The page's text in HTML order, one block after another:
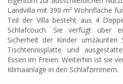
Landvilla mit 390 m² Wohnfläche
Teil der Villa besteht aus 4
Schlafcouch. Sie verfügt über
Sicherheit der Kinder umzäunten
Tischtennisplatte und
Essen im Freien. Weiterhin ist sie
Klimaanlage in den Schlafzimmern.